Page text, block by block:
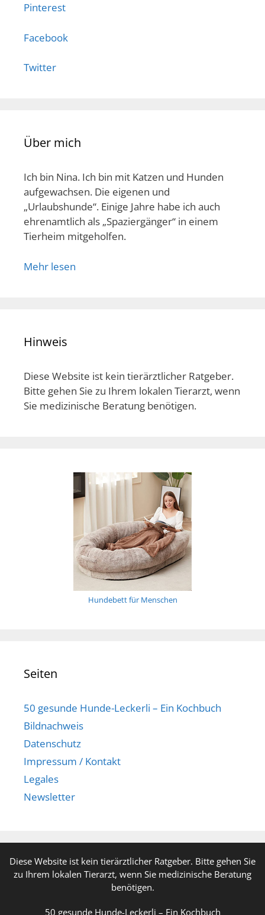
Pinterest
Facebook
Twitter
Über mich
Ich bin Nina. Ich bin mit Katzen und Hunden
aufgewachsen. Die eigenen und
„Urlaubshunde“. Einige Jahre habe ich auch
ehrenamtlich als „Spaziergänger“ in einem
Tierheim mitgeholfen.
Mehr lesen
Hinweis
Diese Website ist kein tierärztlicher Ratgeber.
Bitte gehen Sie zu Ihrem lokalen Tierarzt, wenn
Sie medizinische Beratung benötigen.
Hundebett für Menschen
Seiten
50 gesunde Hunde-Leckerli – Ein Kochbuch
Bildnachweis
Datenschutz
Impressum / Kontakt
Legales
Newsletter
Diese Website ist kein tierärztlicher Ratgeber. Bitte gehen Sie
zu Ihrem lokalen Tierarzt, wenn Sie medizinische Beratung
benötigen.
50 gesunde Hunde-Leckerli – Ein Kochbuch